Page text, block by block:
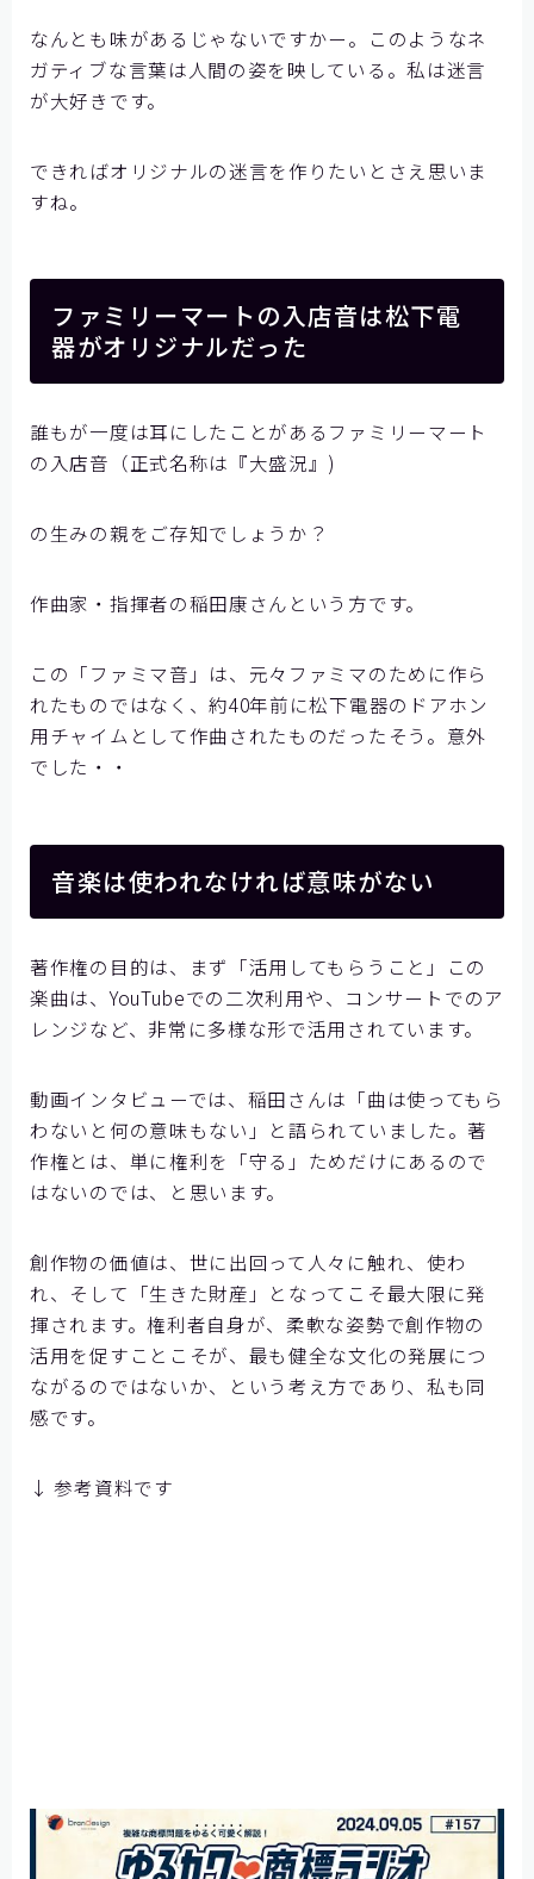
なんとも味があるじゃないですかー。このようなネ
ガティブな言葉は人間の姿を映している。私は迷言
が大好きです。
できればオリジナルの迷言を作りたいとさえ思いま
すね。
ファミリーマートの入店音は松下電
器がオリジナルだった
誰もが一度は耳にしたことがあるファミリーマート
の入店音（正式名称は『大盛況』)
の生みの親をご存知でしょうか？
作曲家・指揮者の稲田康さんという方です。
この「ファミマ音」は、元々ファミマのために作ら
れたものではなく、約40年前に松下電器のドアホン
用チャイムとして作曲されたものだったそう。意外
でした・・
音楽は使われなければ意味がない
著作権の目的は、まず「活用してもらうこと」この
楽曲は、YouTubeでの二次利用や、コンサートでのア
レンジなど、非常に多様な形で活用されています。
動画インタビューでは、稲田さんは「曲は使ってもら
わないと何の意味もない」と語られていました。著
作権とは、単に権利を「守る」ためだけにあるので
はないのでは、と思います。
創作物の価値は、世に出回って人々に触れ、使わ
れ、そして「生きた財産」となってこそ最大限に発
揮されます。権利者自身が、柔軟な姿勢で創作物の
活用を促すことこそが、最も健全な文化の発展につ
ながるのではないか、という考え方であり、私も同
感です。
↓ 参考資料です
この動画の中での稲田さんのコメントに勇気づけら